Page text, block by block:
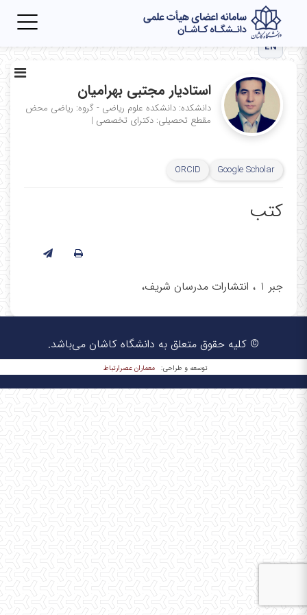
EN
استادیار مجتبی بهرامیان
دانشکده: دانشکده علوم ریاضی - گروه: ریاضی محض
مقطع تحصیلی: دکترای تخصصی |
Google Scholar
ORCID
کتب
جبر 1 ، انتشارات مدرسان شریف،
© کلیه حقوق متعلق به دانشگاه کاشان می‌باشد.
توسعه و طراحی: معماران عصر‌ارتباط